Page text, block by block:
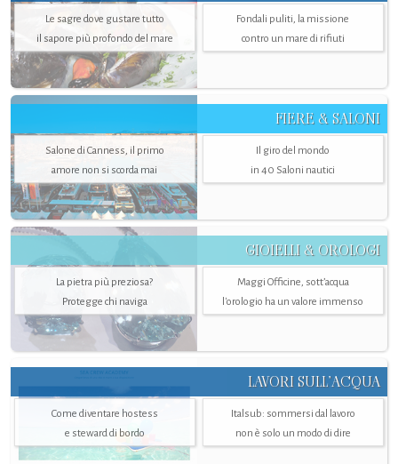
Le sagre dove gustare tutto
il sapore più profondo del mare
Fondali puliti, la missione
contro un mare di rifiuti
FIERE & SALONI
Salone di Canness, il primo
amore non si scorda mai
Il giro del mondo
in 40 Saloni nautici
GIOIELLI & OROLOGI
La pietra più preziosa?
Protegge chi naviga
Maggi Officine, sott’acqua
l'orologio ha un valore immenso
LAVORI SULL’ACQUA
Come diventare hostess
e steward di bordo
Italsub: sommersi dal lavoro
non è solo un modo di dire